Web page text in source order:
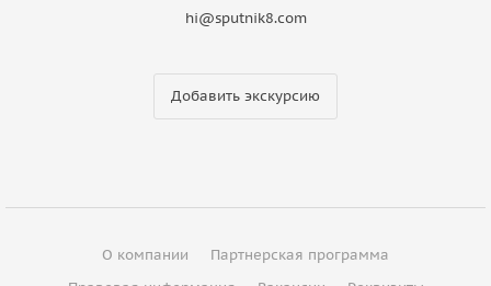
hi@sputnik8.com
Добавить экскурсию
О компании
Партнерская программа